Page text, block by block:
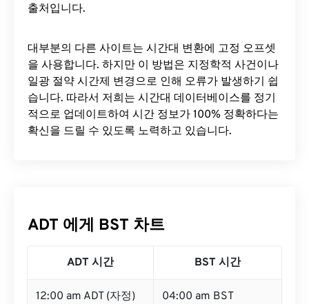
출처입니다.
대부분의 다른 사이트는 시간대 변환에 ​​고정 오프셋
을 사용합니다. 하지만 이 방법은 지정학적 사건이나
일광 절약 시간제 변경으로 인해 오류가 발생하기 쉽
습니다. 따라서 저희는 시간대 데이터베이스를 정기
적으로 업데이트하여 시간 정보가 100% 정확하다는
확신을 드릴 수 있도록 노력하고 있습니다.
ADT 에게 BST 차트
ADT 시간 BST 시간
12:00 am ADT (자정) 04:00 am BST